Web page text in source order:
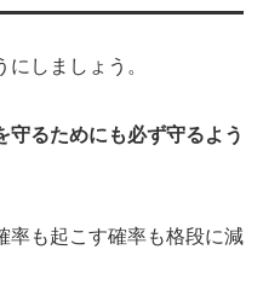
にしましょう。
守るためにも必ず守るよう
率も起こす確率も格段に減